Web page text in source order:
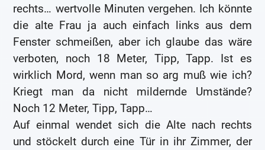
rechts… wertvolle Minuten vergehen. Ich könnte
die alte Frau ja auch einfach links aus dem
Fenster schmeißen, aber ich glaube das wäre
verboten, noch 18 Meter, Tipp, Tapp. Ist es
wirklich Mord, wenn man so arg muß wie ich?
Kriegt man da nicht mildernde Umstände?
Noch 12 Meter, Tipp, Tapp…
Auf einmal wendet sich die Alte nach rechts
und stöckelt durch eine Tür in ihr Zimmer, der